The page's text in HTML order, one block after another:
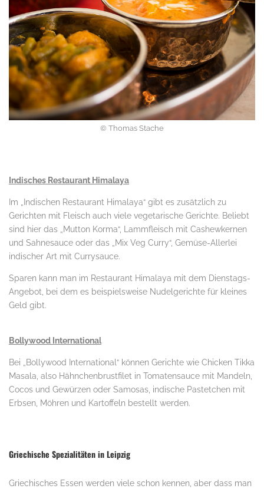
© Thomas Stache
Indisches Restaurant Himalaya
Im „Indischen Restaurant Himalaya“ gibt es zusätzlich zu
Gerichten mit Fleisch auch viele vegetarische Gerichte. Beliebt
sind hier das „Mutton Korma“, Lammfleisch mit Cashewkernen
und Sahnesauce oder das „Mix Veg Curry“, Gemüse-Allerlei
indischer Art mit Currysauce.
Sparen kann man im Restaurant Himalaya mit dem Dienstags-
Angebot, bei dem es beispielsweise Nudelgerichte für kleines
Geld gibt.
Bollywood International
Bei „Bollywood International“ können Gerichte wie Chicken Tikka
Masala, also Hähnchenbrustfilet in Tomatensauce mit Mandeln,
Cocos und Gewürzen oder Samosas, indische Pastetchen mit
Erbsen, Möhren und Kartoffeln bestellt werden.
Griechische Spezialitäten in Leipzig
Griechisches Essen werden viele schon kennen, aber dass man